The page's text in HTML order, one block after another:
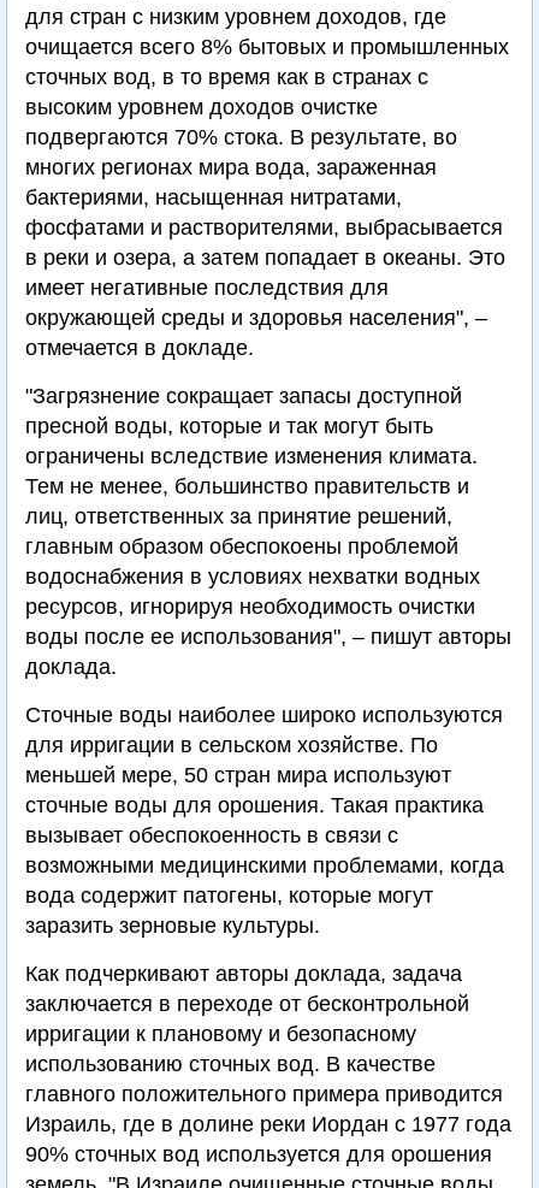
для стран с низким уровнем доходов, где
очищается всего 8% бытовых и промышленных
сточных вод, в то время как в странах с
высоким уровнем доходов очистке
подвергаются 70% стока. В результате, во
многих регионах мира вода, зараженная
бактериями, насыщенная нитратами,
фосфатами и растворителями, выбрасывается
в реки и озера, а затем попадает в океаны. Это
имеет негативные последствия для
окружающей среды и здоровья населения", –
отмечается в докладе.
"Загрязнение сокращает запасы доступной
пресной воды, которые и так могут быть
ограничены вследствие изменения климата.
Тем не менее, большинство правительств и
лиц, ответственных за принятие решений,
главным образом обеспокоены проблемой
водоснабжения в условиях нехватки водных
ресурсов, игнорируя необходимость очистки
воды после ее использования", – пишут авторы
доклада.
Сточные воды наиболее широко используются
для ирригации в сельском хозяйстве. По
меньшей мере, 50 стран мира используют
сточные воды для орошения. Такая практика
вызывает обеспокоенность в связи с
возможными медицинскими проблемами, когда
вода содержит патогены, которые могут
заразить зерновые культуры.
Как подчеркивают авторы доклада, задача
заключается в переходе от бесконтрольной
ирригации к плановому и безопасному
использованию сточных вод. В качестве
главного положительного примера приводится
Израиль, где в долине реки Иордан с 1977 года
90% сточных вод используется для орошения